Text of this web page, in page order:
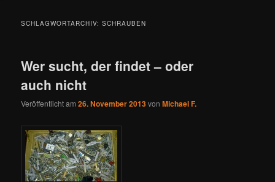
SCHLAGWORTARCHIV:SCHRAUBEN
Wer sucht, der findet – oder
auch nicht
Veröffentlicht am26. November 2013vonMichael F.